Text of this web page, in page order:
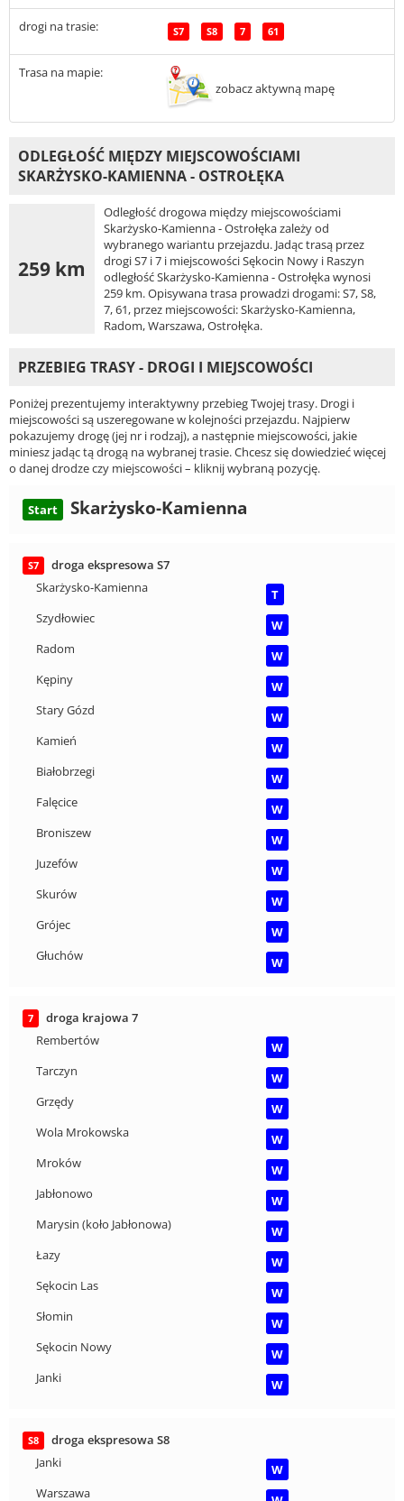
drogi na trasie: S7 S8 7 61
Trasa na mapie:
zobacz aktywną mapę
ODLEGŁOŚĆ MIĘDZY MIEJSCOWOŚCIAMI
SKARŻYSKO-KAMIENNA - OSTROŁĘKA
259 km
Odległość drogowa między miejscowościami
Skarżysko-Kamienna - Ostrołęka zależy od
wybranego wariantu przejazdu. Jadąc trasą przez
drogi S7 i 7 i miejscowości Sękocin Nowy i Raszyn
odległość Skarżysko-Kamienna - Ostrołęka wynosi
259 km. Opisywana trasa prowadzi drogami: S7, S8,
7, 61, przez miejscowości: Skarżysko-Kamienna,
Radom, Warszawa, Ostrołęka.
PRZEBIEG TRASY - DROGI I MIEJSCOWOŚCI
Poniżej prezentujemy interaktywny przebieg Twojej trasy. Drogi i
miejscowości są uszeregowane w kolejności przejazdu. Najpierw
pokazujemy drogę (jej nr i rodzaj), a następnie miejscowości, jakie
miniesz jadąc tą drogą na wybranej trasie. Chcesz się dowiedzieć więcej
o danej drodze czy miejscowości – kliknij wybraną pozycję.
Start Skarżysko-Kamienna
S7
droga ekspresowa S7
Skarżysko-Kamienna
T
Szydłowiec
W
Radom
W
Kępiny
W
Stary Gózd
W
Kamień
W
Białobrzegi
W
Falęcice
W
Broniszew
W
Juzefów
W
Skurów
W
Grójec
W
Głuchów
W
7
droga krajowa 7
Rembertów
W
Tarczyn
W
Grzędy
W
Wola Mrokowska
W
Mroków
W
Jabłonowo
W
Marysin (koło Jabłonowa)
W
Łazy
W
Sękocin Las
W
Słomin
W
Sękocin Nowy
W
Janki
W
S8
droga ekspresowa S8
Janki
W
Warszawa